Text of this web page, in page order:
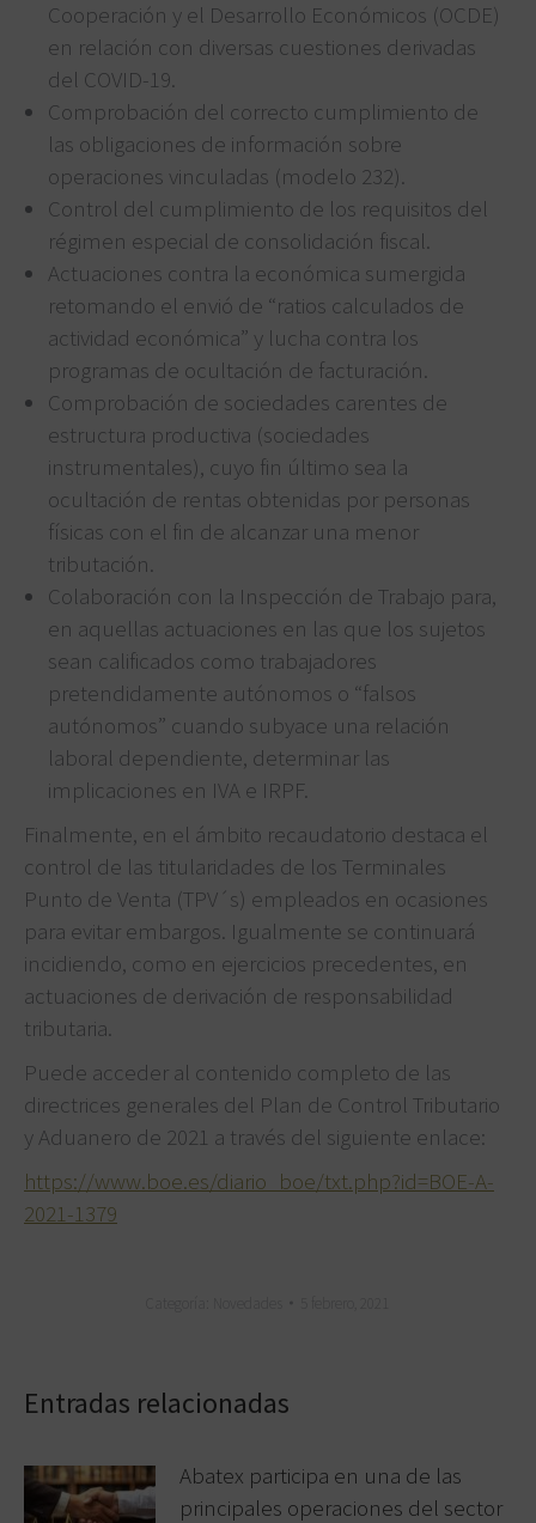
Cooperación y el Desarrollo Económicos (OCDE)
en relación con diversas cuestiones derivadas
del COVID-19.
Comprobación del correcto cumplimiento de
las obligaciones de información sobre
operaciones vinculadas (modelo 232).
Control del cumplimiento de los requisitos del
régimen especial de consolidación fiscal.
Actuaciones contra la económica sumergida
retomando el envió de “ratios calculados de
actividad económica” y lucha contra los
programas de ocultación de facturación.
Comprobación de sociedades carentes de
estructura productiva (sociedades
instrumentales), cuyo fin último sea la
ocultación de rentas obtenidas por personas
físicas con el fin de alcanzar una menor
tributación.
Colaboración con la Inspección de Trabajo para,
en aquellas actuaciones en las que los sujetos
sean calificados como trabajadores
pretendidamente autónomos o “falsos
autónomos” cuando subyace una relación
laboral dependiente, determinar las
implicaciones en IVA e IRPF.
Finalmente, en el ámbito recaudatorio destaca el
control de las titularidades de los Terminales
Punto de Venta (TPV´s) empleados en ocasiones
para evitar embargos. Igualmente se continuará
incidiendo, como en ejercicios precedentes, en
actuaciones de derivación de responsabilidad
tributaria.
Puede acceder al contenido completo de las
directrices generales del Plan de Control Tributario
y Aduanero de 2021 a través del siguiente enlace:
https://www.boe.es/diario_boe/txt.php?id=BOE-A-
2021-1379
Entradas relacionadas
Abatex participa en una de las
principales operaciones del sector